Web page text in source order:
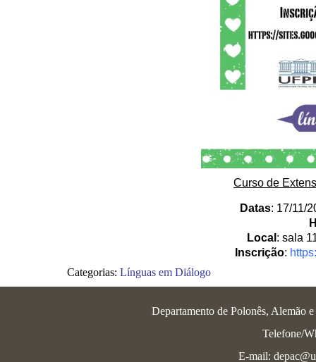
Curso de
Datas: 17/11/
Local : sala
Inscrição:
Categorias: Línguas em Diálogo
Departamento de Polonês, Alemão
Telefone/
E-mail: